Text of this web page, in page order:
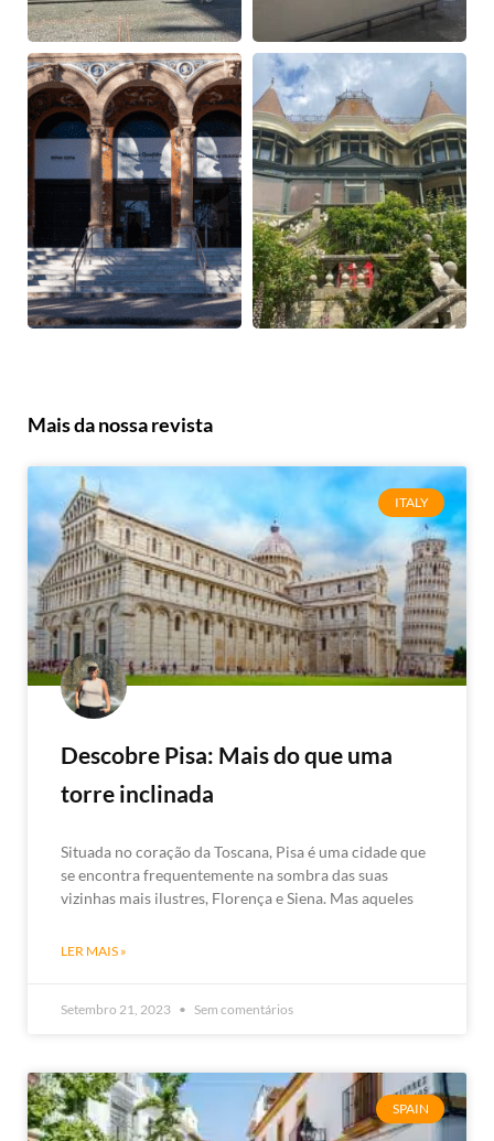
Mais da nossa revista
ITALY
Descobre Pisa: Mais do que uma
torre inclinada
Situada no coração da Toscana, Pisa é uma cidade que
se encontra frequentemente na sombra das suas
vizinhas mais ilustres, Florença e Siena. Mas aqueles
LER MAIS »
Setembro 21, 2023 Sem comentários
SPAIN